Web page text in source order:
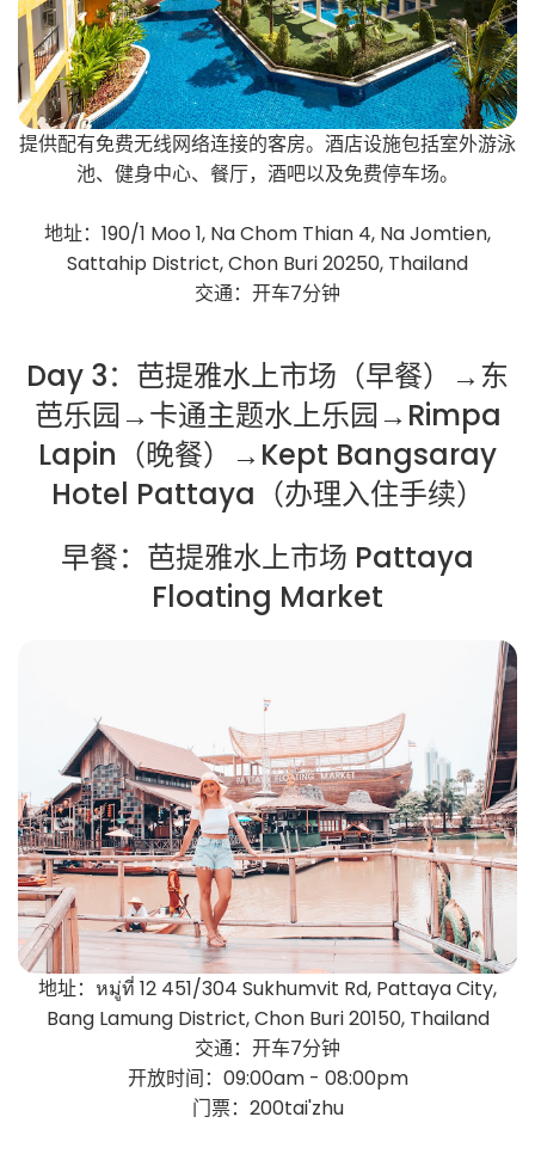
提供配有免费无线网络连接的客房。酒店设施包括室外游泳
池、健身中心、餐厅，酒吧以及免费停车场。
地址：190/1 Moo 1, Na Chom Thian 4, Na Jomtien,
Sattahip District, Chon Buri 20250, Thailand
交通：开车7分钟
Day 3：芭提雅水上市场（早餐）→东
芭乐园→卡通主题水上乐园→Rimpa
Lapin（晚餐）→Kept Bangsaray
Hotel Pattaya（办理入住手续）
早餐：芭提雅水上市场 Pattaya
Floating Market
地址：หมู่ที่ 12 451/304 Sukhumvit Rd, Pattaya City,
Bang Lamung District, Chon Buri 20150, Thailand
交通：开车7分钟
开放时间：09:00am - 08:00pm
门票：200tai'zhu